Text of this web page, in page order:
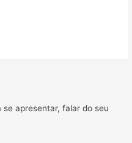
se apresentar, falar do seu